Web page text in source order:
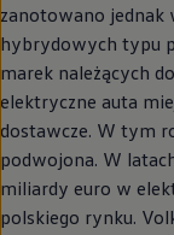
zanotowano jednak
hybrydowych typu
marek należących
elektryczne auta
dostawcze. W tym
podwojona. W
miliardy euro w
polskiego rynku.